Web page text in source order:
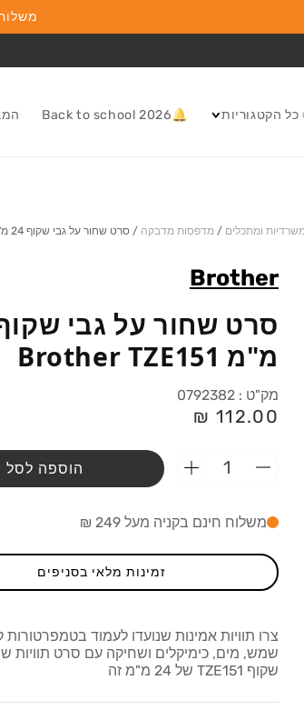
משלוח חינם
כל הקטגוריות 🔔Back to school 2026
ומתכלים / מדפסות מדבקה / סרט שחור על גבי שקוף 24 מ"מ Brother TZE151
Brother
מ"מ Brother TZE151
מק"ט :0792382
מחיר
112.00 ₪
הפחתת
מ-סרט
שחור
על
שקוף
מ&quot;מ
Brother
TZE151
הוספת
שחור
על
שקוף
מ&quot;מ
Brother
TZE151
הוספה לסל
משלוח חינם בקניה מעל 249 ₪
זמינות מלאי בסניפים
צרו תוויות אמינות שנועדו לעמוד בטמפרטורות
שמש, מים, כימיקלים ושחיקה עם סרט תוויות
שקוף TZE151 של 24 מ"מ זה